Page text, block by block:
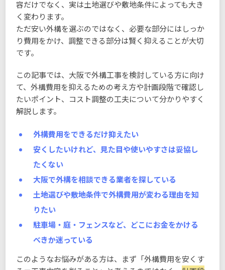
容だけでなく、実は土地選びや敷地条件によっても大き
く変わります。
ただ安い外構を選ぶのではなく、必要な部分にはしっか
り費用をかけ、調整できる部分は賢く抑えることが大切
です。
この記事では、大阪で外構工事を検討している方に向け
て、外構費用を抑えるための考え方や計画段階で確認し
たいポイント、コスト調整の工夫について分かりやすく
解説します。
外構費用をできるだけ抑えたい
安くしたいけれど、見た目や使いやすさは妥協し
たくない
大阪で外構を相談できる業者を探している
土地選びや敷地条件で外構費用が変わる理由を知
りたい
駐車場・庭・フェンスなど、どこにお金をかける
べきか迷っている
このようなお悩みがある方は、まず「外構費用を安くす